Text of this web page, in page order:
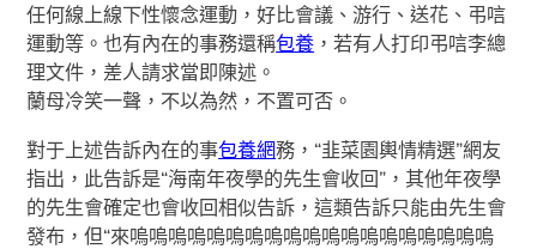
任何線上線下性懷念運動，好比會議、游行、送花、弔唁
運動等。也有內在的事務還稱包養 ，若有人打印弔唁李總
理文件，差人請求當即陳述。
蘭母冷笑一聲，不以為然，不置可否。
對于上述告訴內在的事包養網務，“韭菜園輿情精選”網友
指出，此告訴是“海南年夜學的先生會收回”，其他年夜學
的先生會確定也會收回相似告訴，這類告訴只能由先生會
發布，但“來嗚嗚嗚嗚嗚嗚嗚嗚嗚嗚嗚嗚嗚嗚嗚嗚嗚嗚嗚